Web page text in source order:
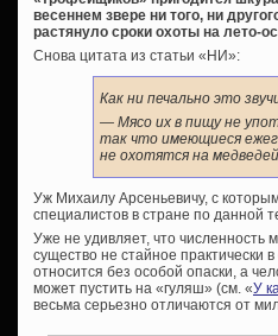
весеннем звере ни того, ни
растянуло сроки охоты на лето-
Снова цитата из статьи «НИ»:
Как ни печально это
— Мясо их в пищу не
так что имеющиеся
не охотятся на медведей
Уж Михаилу Арсеньевичу, с
специалистов в стране по данной
Уже не удивляет, что численность
существо не стайное практически
относится без особой опаски, а
может пустить на «гуляш» (см. «У
весьма серьезно отличаются от